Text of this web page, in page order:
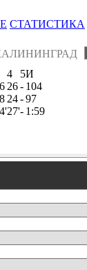
СТАТИСТИКА
4 5И
26- 104
24-97
27'- 1:59